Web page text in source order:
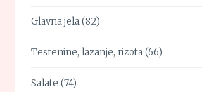
Glavna jela(82)
Testenine, lazanje, rizota(66)
Salate (74)